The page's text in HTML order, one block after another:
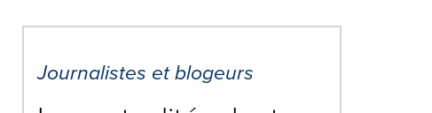
Journalistes et blogeurs